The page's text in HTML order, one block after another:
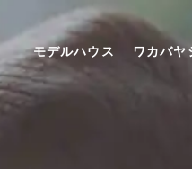
モデルハウス ワカバヤ